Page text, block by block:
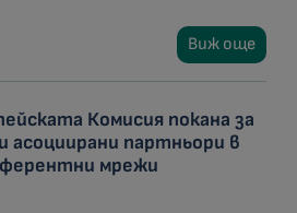
Виж още
Комисия покана за
асоциирани партньори в
мрежи